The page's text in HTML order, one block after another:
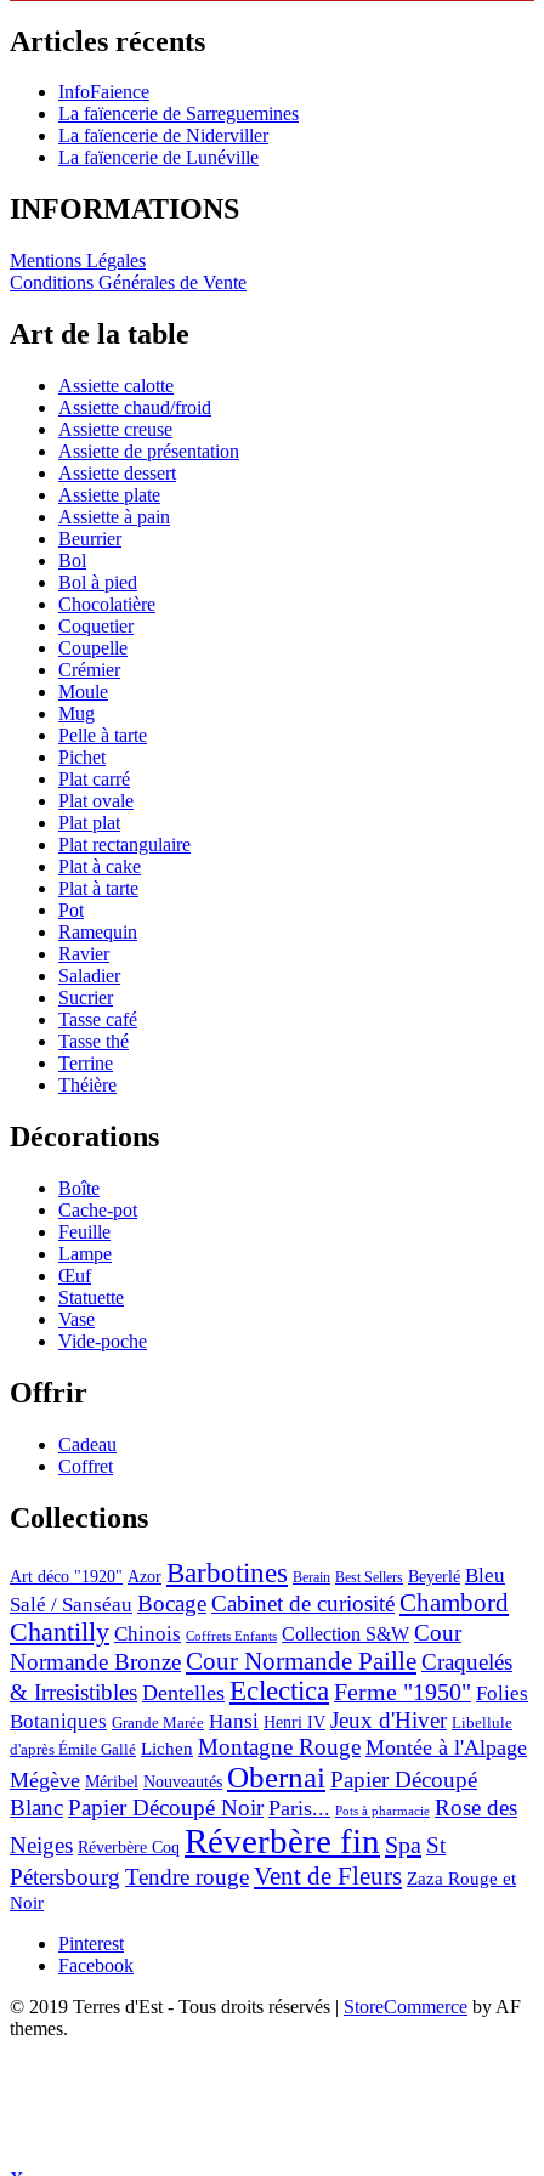
Articles récents
InfoFaience
La faïencerie de Sarreguemines
La faïencerie de Niderviller
La faïencerie de Lunéville
INFORMATIONS
Mentions Légales
Conditions Générales de Vente
Art de la table
Assiette calotte
Assiette chaud/froid
Assiette creuse
Assiette de présentation
Assiette dessert
Assiette plate
Assiette à pain
Beurrier
Bol
Bol à pied
Chocolatière
Coquetier
Coupelle
Crémier
Moule
Mug
Pelle à tarte
Pichet
Plat carré
Plat ovale
Plat plat
Plat rectangulaire
Plat à cake
Plat à tarte
Pot
Ramequin
Ravier
Saladier
Sucrier
Tasse café
Tasse thé
Terrine
Théière
Décorations
Boîte
Cache-pot
Feuille
Lampe
Œuf
Statuette
Vase
Vide-poche
Offrir
Cadeau
Coffret
Collections
Art déco "1920" Azor Barbotines Berain Best Sellers Beyerlé Bleu
Salé / Sanséau BocageCabinet de curiositéChambord
Chantilly Chinois Coffrets Enfants Collection S&W Cour
Normande BronzeCour Normande PailleCraquelés
& Irresistibles Dentelles EclecticaFerme "1950" Folies
Botaniques Grande Marée Hansi Henri IV Jeux d'Hiver Libellule
d'après Émile Gallé Lichen Montagne Rouge Montée à l'Alpage
Mégève Méribel Nouveautés ObernaiPapier Découpé
BlancPapier Découpé Noir Paris... Pots à pharmacie Rose des
Neiges Réverbère Coq Réverbère fin Spa St
Pétersbourg Tendre rougeVent de Fleurs Zaza Rouge et
Noir
Pinterest
Facebook
© 2019 Terres d'Est - Tous droits réservés
StoreCommerce by AF
themes.